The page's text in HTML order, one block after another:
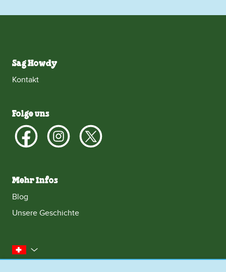
Sag Howdy
Kontakt
Folge uns
Mehr Infos
Blog
Unsere Geschichte
Schweiz